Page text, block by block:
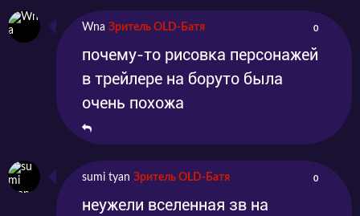
Wna Зритель OLD-Батя 0
почему-то рисовка персонажей
в трейлере на боруто была
очень похожа
sumi tyan Зритель OLD-Батя 0
неужели вселенная зв на